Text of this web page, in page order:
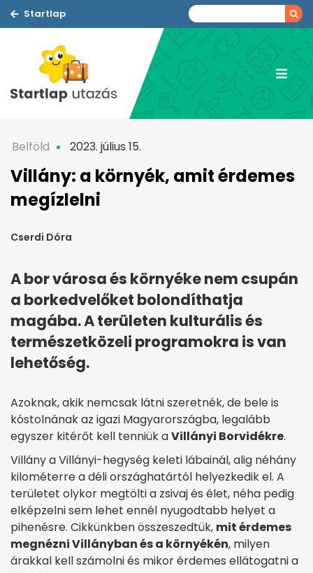
Startlap
Belföld 2023. július 15.
Villány: a környék, amit érdemes
megízlelni
Cserdi Dóra
A bor városa és környéke nem csupán
a borkedvelőket bolondíthatja
magába. A területen kulturális és
természetközeli programokra is van
lehetőség.
Azoknak, akik nemcsak látni szeretnék, de bele is
kóstolnának az igazi Magyarországba, legalább
egyszer kitérőt kell tenniük aVillányi Borvidékre.
Villány a Villányi-hegység keleti lábainál, alig néhány
kilométerre a déli országhatártól helyezkedik el. A
területet olykor megtölti a zsivaj és élet, néha pedig
elképzelni sem lehet ennél nyugodtabb helyet a
pihenésre. Cikkünkben összeszedtük, mit érdemes
megnézni Villányban és a környékén, milyen
árakkal kell számolni és mikor érdemes ellátogatni a